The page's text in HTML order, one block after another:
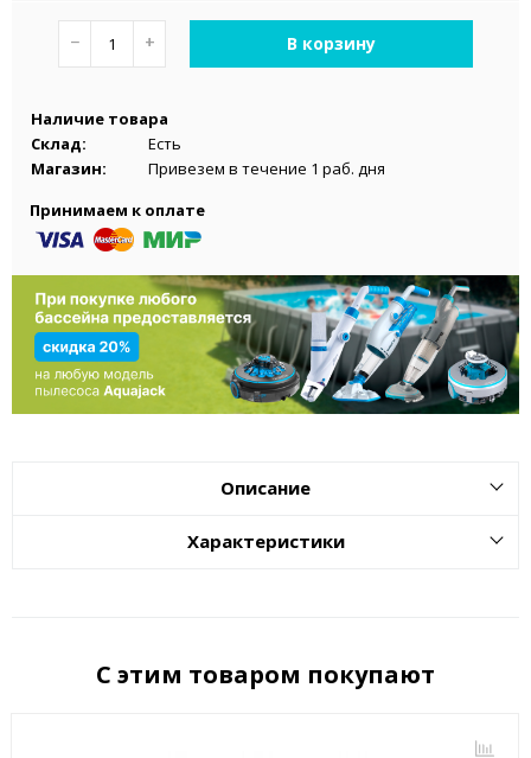
− + В корзину
Наличие товара
Склад:
Есть
Магазин:
Привезем в течение 1 раб. дня
Принимаем к оплате
Описание
Характеристики
С этим товаром покупают